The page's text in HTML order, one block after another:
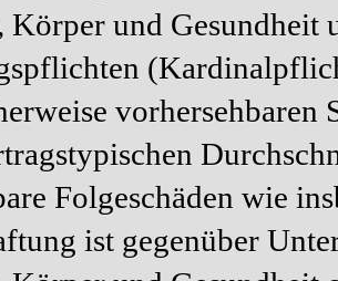
Körper und Gesundheit
vorhersehbaren
Folgeschäden wie
ist gegenüber